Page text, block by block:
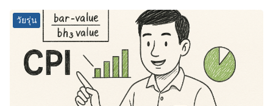
วัยรุ่น